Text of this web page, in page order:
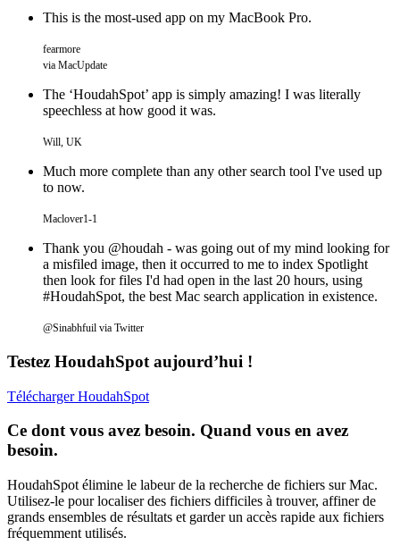
This is the most-used app on my MacBook Pro.
fearmore
via MacUpdate
The ‘HoudahSpot’ app is simply amazing! I was literally
speechless at how good it was.
Will, UK
Much more complete than any other search tool I've used up
to now.
Maclover1-1
Thank you @houdah - was going out of my mind looking for
a misfiled image, then it occurred to me to index Spotlight
then look for files I'd had open in the last 20 hours, using
#HoudahSpot, the best Mac search application in existence.
@Sinabhfuil via Twitter
Testez HoudahSpot aujourd’hui !
Télécharger HoudahSpot
Ce dont vous avez besoin. Quand vous en avez
besoin.
HoudahSpot élimine le labeur de la recherche de fichiers sur Mac.
Utilisez-le pour localiser des fichiers difficiles à trouver, affiner de
grands ensembles de résultats et garder un accès rapide aux fichiers
fréquemment utilisés.